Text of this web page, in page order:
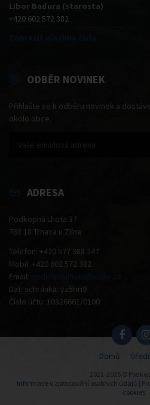
Libor Baďura (starosta)
+420 602 572 382
Zobrazit všechna čísla
ODBĚR NOVINEK
Přihlašte se k odběru novinek a
okolo obce.
ADRESA
Podkopná Lhota 37
763 18 Trnava u Zlína
Telefon: +420 577 988 247
Mobil: +420 602 572 382
Email: podkopnalhota@volny.cz
Dat. schránka: yz5bri9
Číslo účtu: 10326661/0100
Domů
2021-2026 ©
Informace o zpracování osobních údajů |
cookies